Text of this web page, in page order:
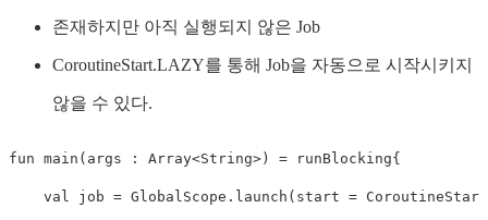
존재하지만 아직 실행되지 않은 Job
CoroutineStart.LAZY를 통해 Job을 자동으로 시작시키지
않을 수 있다.
fun main ( args : Array<String> ) = runBlocking{
val job = GlobalScope . launch ( start = CoroutineStart